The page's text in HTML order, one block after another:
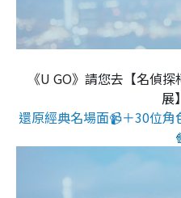
《U GO》請您去【名偵
展
還原經典名場面📹＋30位